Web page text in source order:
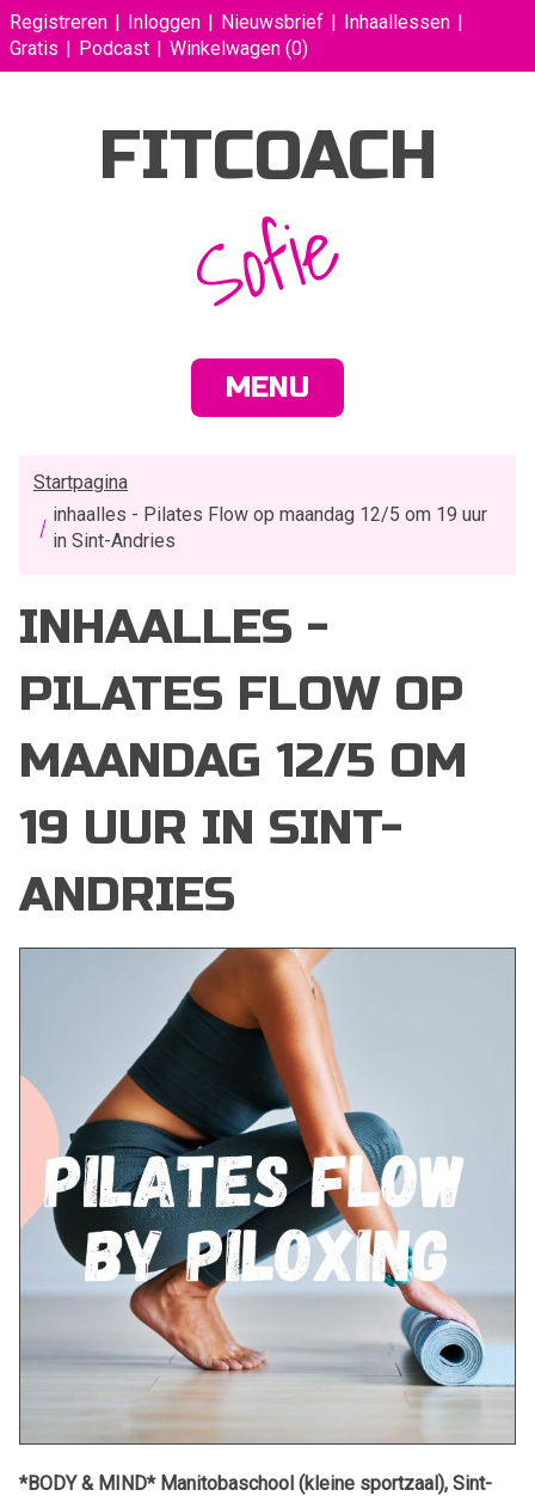
Registreren Inloggen Nieuwsbrief
Inhaallessen
Gratis
Podcast Winkelwagen (0)
FITCOACH
Sofie
MENU
Startpagina
inhaalles - Pilates Flow op maandag 12/5 om 19 uur
in Sint-Andries
INHAALLES -
PILATES FLOW OP
MAANDAG 12/5 OM
19 UUR IN SINT-
ANDRIES
*BODY & MIND* Manitobaschool (kleine sportzaal), Sint-